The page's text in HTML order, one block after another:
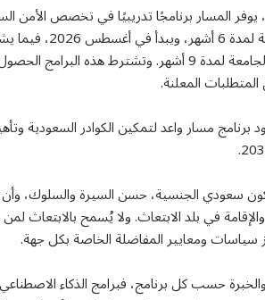
يوفر المسار برنامجًا تدريبيًا في تخصص الأمن
بالولايات
الجغرافية المكانية بنفس الجامعة لمدة 9 أشهر.
المتطلبات المعلنة.
مسار واعد لتمكين الكوادر السعودية
سعودي الجنسية، حسن السيرة والسلوك،
والإقامة في بلد الابتعاث. ولا يُسمح
سياسات ومعايير المفاضلة الخاصة بكل جهة.
حسب كل برنامج، فبرامج الذكاء